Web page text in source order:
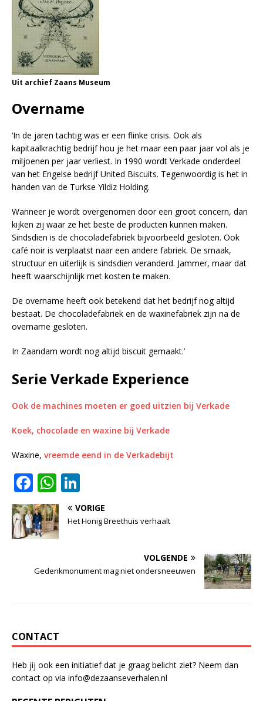
Uit archief Zaans Museum
Overname
‘In de jaren tachtig was er een flinke crisis. Ook als
kapitaalkrachtig bedrijf hou je het maar een paar jaar vol als je
miljoenen per jaar verliest. In 1990 wordt Verkade onderdeel
van het Engelse bedrijf United Biscuits. Tegenwoordig is het in
handen van de Turkse Yildiz Holding.
Wanneer je wordt overgenomen door een groot concern, dan
kijken zij waar ze het beste de producten kunnen maken.
Sindsdien is de chocoladefabriek bijvoorbeeld gesloten. Ook
café noir is verplaatst naar een andere fabriek. De smaak,
structuur en uiterlijk is sindsdien veranderd. Jammer, maar dat
heeft waarschijnlijk met kosten te maken.
De overname heeft ook betekend dat het bedrijf nog altijd
bestaat. De chocoladefabriek en de waxinefabriek zijn na de
overname gesloten.
In Zaandam wordt nog altijd biscuit gemaakt.’
Serie Verkade Experience
Ook de machines moeten er goed uitzien bij Verkade
Koek, chocolade en waxine bij Verkade
Waxine, vreemde eend in de Verkadebijt
F
a
c
e
o
W
h
at
s
p
n
k
n
VORIGE
Het Honig Breethuis verhaalt
VOLGENDE
Gedenkmonument mag niet ondersneeuwen
CONTACT
Heb jij ook een initiatief dat je graag belicht ziet? Neem dan
contact op via info@dezaanseverhalen.nl